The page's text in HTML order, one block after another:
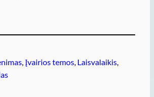
, Įvairios temos, Laisvalaikis,